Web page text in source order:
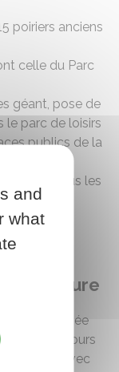
poiriers anciens
celle du Parc
géant, pose de
le parc de loisirs
publics de la
de tous les
la nature
Engagée
Un concours
avec
and
what